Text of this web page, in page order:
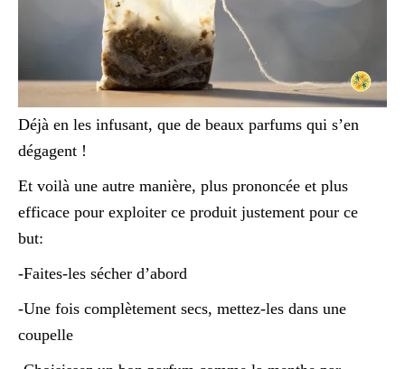
Déjà en les infusant, que de beaux parfums qui s’en
dégagent !
Et voilà une autre manière, plus prononcée et plus
efficace pour exploiter ce produit justement pour ce
but:
-Faites-les sécher d’abord
-Une fois complètement secs, mettez-les dans une
coupelle